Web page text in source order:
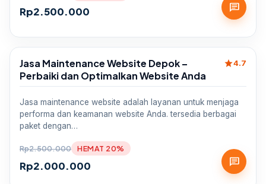
Rp2.500.000 chat
Sale
Jasa Maintenance Website Depok –
Perbaiki dan Optimalkan Website Anda
star4.7
Jasa maintenance website adalah layanan untuk menjaga
performa dan keamanan website Anda. tersedia berbagai
paket dengan…
Rp2.500.000
Rp2.000.000
HEMAT 20%
chat